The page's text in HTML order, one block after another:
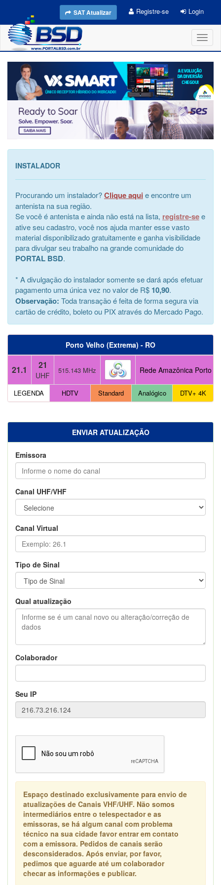
SAT Atualizar Registre-se Login
INSTALADOR
Procurando um instalador?Clique aqui e encontre um
antenista na sua região.
Se você é antenista e ainda não está na lista, registre-see
ative seu cadastro, você nos ajuda manter esse vasto
material disponibilizado gratuitamente e ganha visibilidade
para divulgar seu trabalho na grande comunidade do
PORTAL BSD.
* A divulgação do instalador somente se dará após efetuar
pagamento uma única vez no valor de R$ 10,90.
Observação: Toda transação é feita de forma segura via
cartão de crédito, boleto ou PIX através do Mercado Pago.
Porto Velho (Extrema) - RO
21.1 21
UHF
515.143 MHz Rede Amazônica Porto
LEGENDA HDTV Standard Analógico DTV+ 4K
ENVIAR ATUALIZAÇÃO
Emissora
Canal UHF/VHF
Canal Virtual
Tipo de Sinal
Qual atualização
Colaborador
Seu IP
Espaço destinado exclusivamente para envio de
atualizações de Canais VHF/UHF. Não somos
intermediários entre o telespectador e as
emissoras, se há algum canal com problema
técnico na sua cidade favor entrar em contato
com a emissora. Pedidos de canais serão
desconsiderados. Após enviar, por favor,
pedimos que aguarde até um colaborador
checar as informações e publicar.